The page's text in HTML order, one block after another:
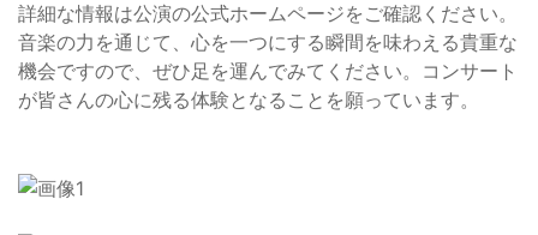
詳細な情報は公演の公式ホームページをご確認ください。
音楽の力を通じて、心を一つにする瞬間を味わえる貴重な
機会ですので、ぜひ足を運んでみてください。コンサート
が皆さんの心に残る体験となることを願っています。